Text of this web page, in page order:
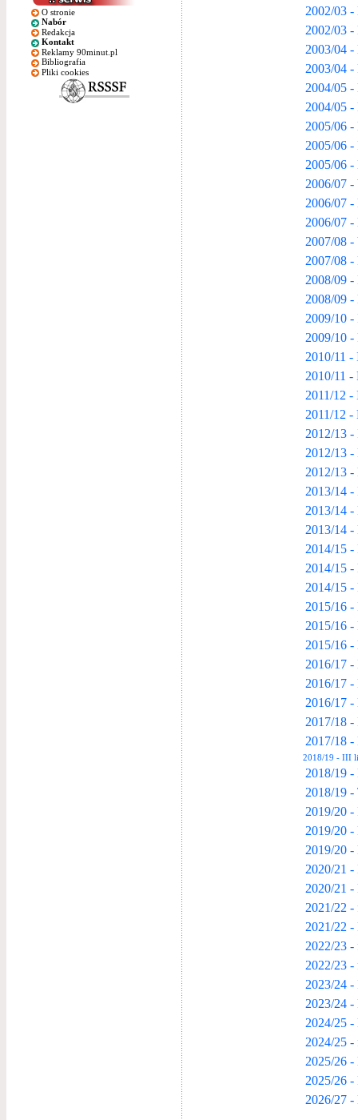
O stronie
Nabór
Redakcja
Kontakt
Reklamy 90minut.pl
Bibliografia
Pliki cookies
2002/03 -
2002/03 -
2003/04 -
2003/04 -
2004/05 -
2004/05 -
2005/06 -
2005/06 -
2005/06 -
2006/07 -
2006/07 -
2006/07 -
2007/08 -
2007/08 -
2008/09 -
2008/09 -
2009/10 -
2009/10 -
2010/11 -
2010/11 -
2011/12 -
2011/12 -
2012/13 -
2012/13 -
2012/13 -
2013/14 -
2013/14 -
2013/14 -
2014/15 -
2014/15 -
2014/15 -
2015/16 -
2015/16 -
2015/16 -
2016/17 -
2016/17 -
2016/17 -
2017/18
2017/18 -
2018/19 - III
2018/19 -
2018/19 -
2019/20 -
2019/20 -
2019/20 -
2020/21 -
2020/21 -
2021/22
2021/22 -
2022/23
2022/23 -
2023/24
2023/24 -
2024/25
2024/25
2025/26 -
2025/26 -
2026/27 -